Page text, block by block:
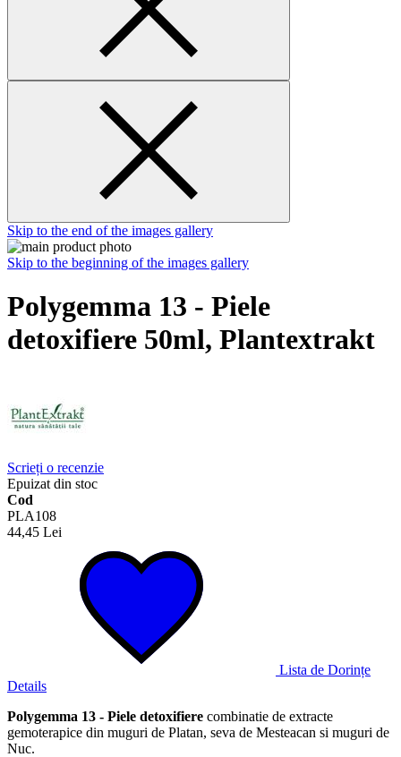
Skip to the end of the images gallery
Skip to the beginning of the images gallery
Polygemma 13 - Piele
detoxifiere 50ml, Plantextrakt
Scrieți o recenzie
Epuizat din stoc
Cod
PLA108
44,45 Lei
Lista de Dorințe
Details
Polygemma 13 - Piele detoxifiere combinatie de extracte
gemoterapice din muguri de Platan, seva de Mesteacan si muguri de
Nuc.